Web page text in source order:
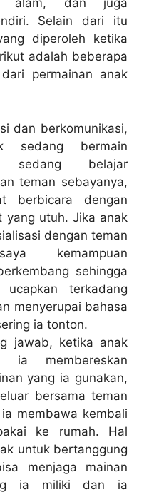
alam, dan juga
Selain dari itu
diperoleh ketika
adalah beberapa
permainan anak
dan berkomunikasi,
sedang bermain
sedang belajar
teman sebayanya,
berbicara dengan
yang utuh. Jika anak
dengan teman
kemampuan
sehingga
terkadang
menyerupai bahasa
ia tonton.
jawab, ketika anak
ia membereskan
yang ia gunakan,
bersama teman
membawa kembali
ke rumah. Hal
untuk bertanggung
menjaga mainan
ia miliki dan ia